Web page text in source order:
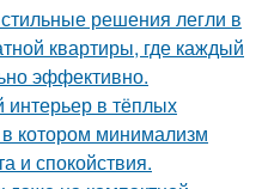
решения легли в
квартиры, где каждый
эффективно.
в тёплых
в котором минимализм
и спокойствия.